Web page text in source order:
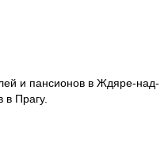
и пансионов в Ждяре-над-
Прагу.